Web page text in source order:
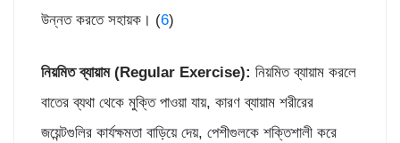
উন্নত করতে সহায়ক। (6)
নিয়মিত ব্যায়াম (Regular Exercise): নিয়মিত ব্যায়াম করলে
বাতের ব্যথা থেকে মুক্তি পাওয়া যায়, কারণ ব্যায়াম শরীরের
জয়েন্টগুলির কার্যক্ষমতা বাড়িয়ে দেয়, পেশীগুলকে শক্তিশালী করে